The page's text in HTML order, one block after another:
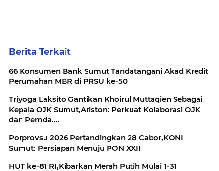
Berita Terkait
66 Konsumen Bank Sumut Tandatangani Akad Kredit
Perumahan MBR di PRSU ke-50
Triyoga Laksito Gantikan Khoirul Muttaqien Sebagai
Kepala OJK Sumut,Ariston: Perkuat Kolaborasi OJK
dan Pemda....
Porprovsu 2026 Pertandingkan 28 Cabor,KONI
Sumut: Persiapan Menuju PON XXII
HUT ke-81 RI,Kibarkan Merah Putih Mulai 1-31